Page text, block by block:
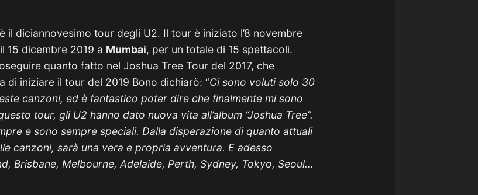
è il diciannovesimo tour degli U2. Il tour è iniziato l’8 novembre
15 dicembre 2019 a Mumbai, per un totale di 15 spettacoli.
quanto fatto nel Joshua Tree Tour del 2017, che
di iniziare il tour del 2019 Bono dichiarò: “Ci sono voluti solo 30
canzoni, ed è fantastico poter dire che finalmente mi sono
tour, gli U2 hanno dato nuova vita all’album “Joshua Tree”.
e sono sempre speciali. Dalla disperazione di quanto attuali
canzoni, sarà una vera e propria avventura. E adesso
Brisbane, Melbourne, Adelaide, Perth, Sydney, Tokyo, Seoul…